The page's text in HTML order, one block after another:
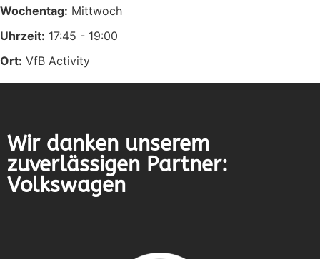
Wochentag: Mittwoch
Uhrzeit: 17:45 - 19:00
Ort: VfB Activity
Wir danken unserem
zuverlässigen Partner:
Volkswagen